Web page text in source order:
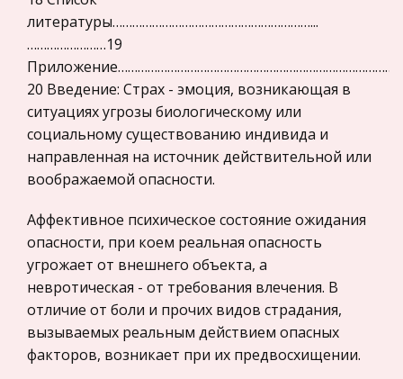
Налоги
Транспорт
Жилищное право
Гражданское право
Гражданское процессуальное право
Законодательство и право
Прокурорский надзор
Геология
Административное право
Историческая личность
Банковское дело и кредитование
Архитектура
время. Широко развивающийся рынок
недвижимости служит гарантией реализации
основного конституционного права граждан –
права частной собственности, права имет
Возрастные особенности музыкальной
деятельности ребёнка
Довольно быстро, через 10-15 уроков, звуки
пред-музыки выходят на уровень музыки.
Качественный переход можно зафиксировать,
когда ребенок за прозвучавшим тексто
Формационный и цивилизационный подходы в
типологии государства
Развитие государства и права является
литературы……………………………………………………...
……………………19
20 Введение: Страх - эмоция, возникающая в
ситуациях угрозы биологическому или
социальному существованию индивида и
направленная на источник действительной или
воображаемой опасности.
Аффективное психическое состояние ожидания
опасности, при коем реальная опасность
угрожает от внешнего объекта, а
невротическая - от требования влечения. В
отличие от боли и прочих видов страдания,
вызываемых реальным действием опасных
факторов, возникает при их предвосхищении.